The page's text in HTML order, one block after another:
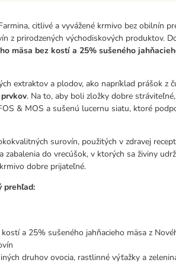
citlivé a vyvážené krmivo bez obilnín
z prirodzených východiskových produktov.
mäsa bez kostí a 25% sušeného
extraktov a plodov, ako napríklad prášok z
. Na to, aby boli zložky dobre
& MOS a sušenú lucernu siatu, ktoré
surovín, použitých v zdravej
do vrecúšok, v ktorých sa živiny
dobre prijateľné.
prehľad:
a 25% sušeného jahňacieho mäsa z
druhov ovocia, rastlinné výťažky a